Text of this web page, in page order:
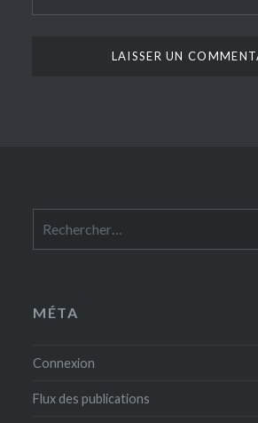
MÉTA
Connexion
Flux des publications